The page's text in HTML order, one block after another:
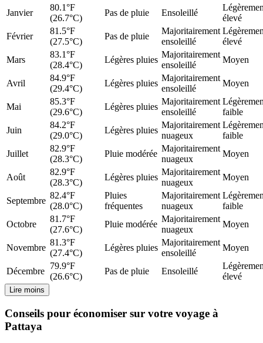
Janvier
80.1°F
(26.7°C)
Pas de pluie Ensoleillé
élevé
Février
81.5°F
(27.5°C)
Pas de pluie
Majoritairement
ensoleillé
élevé
Mars
83.1°F
(28.4°C)
Légères pluies
Majoritairement
ensoleillé
Moyen
Avril
84.9°F
(29.4°C)
Légères pluies
Majoritairement
ensoleillé
Moyen
Mai
85.3°F
(29.6°C)
Légères pluies
Majoritairement
ensoleillé
faible
Juin
84.2°F
(29.0°C)
Légères pluies
Majoritairement
nuageux
faible
Juillet
82.9°F
(28.3°C)
Pluie modérée
Majoritairement
nuageux
Moyen
Août
82.9°F
(28.3°C)
Légères pluies
Majoritairement
nuageux
Moyen
Septembre
82.4°F
(28.0°C)
Pluies
fréquentes
Majoritairement
nuageux
faible
Octobre
81.7°F
(27.6°C)
Pluie modérée
Majoritairement
nuageux
Moyen
Novembre
81.3°F
(27.4°C)
Légères pluies
Majoritairement
ensoleillé
Moyen
Décembre
79.9°F
(26.6°C)
Pas de pluie Ensoleillé
élevé
Lire moins
Conseils pour économiser sur votre voyage à
Pattaya